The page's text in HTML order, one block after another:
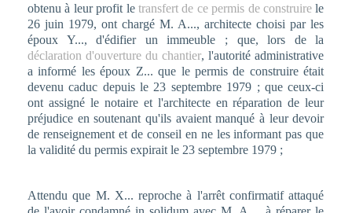
obtenu à leur profit le transfert de ce permis de construirele
26 juin 1979, ont chargé M. A..., architecte choisi par les
époux Y..., d'édifier un immeuble ; que, lors de la
déclaration d'ouverture du chantier, l'autorité administrative
a informé les époux Z... que le permis de construire était
devenu caduc depuis le 23 septembre 1979 ; que ceux-ci
ont assigné le notaire et l'architecte en réparation de leur
préjudice en soutenant qu'ils avaient manqué à leur devoir
de renseignement et de conseil en ne les informant pas que
la validité du permis expirait le 23 septembre 1979 ;
Attendu que M. X... reproche à l'arrêt confirmatif attaqué